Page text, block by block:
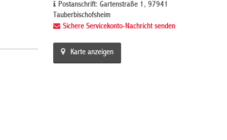
Postanschrift: Gartenstraße 1, 97941
Tauberbischofsheim
Sichere Servicekonto-Nachricht senden
Karte anzeigen